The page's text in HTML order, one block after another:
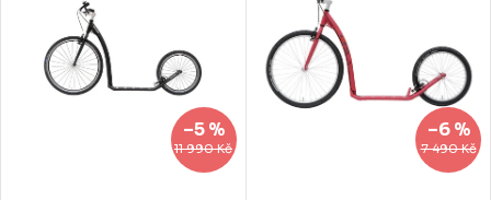
Abecedně
11 990 Kč
–5 %
7 490 Kč
–6 %